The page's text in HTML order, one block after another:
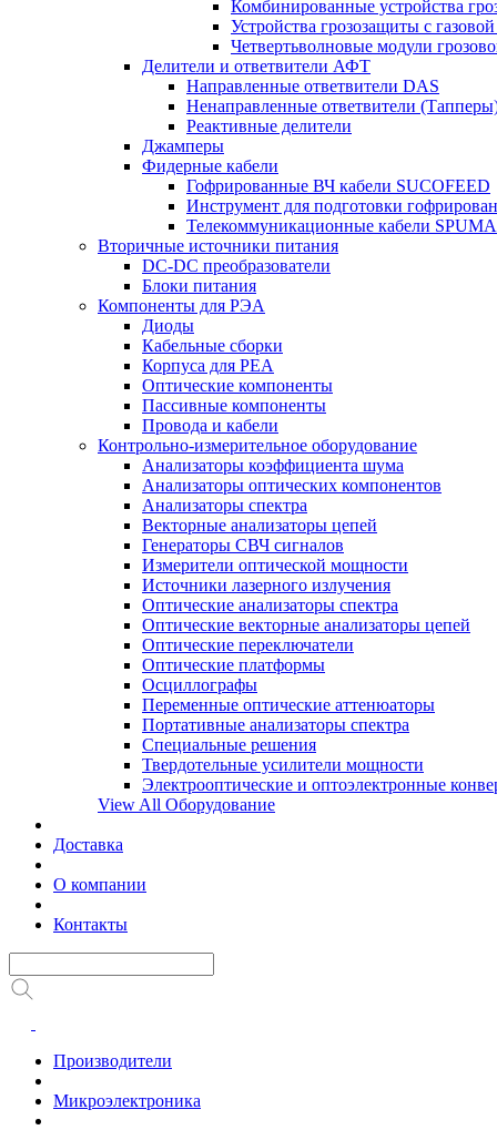
Комбинированные устройства
Устройства грозозащиты с
Четвертьволновые модули
Делители и ответвители АФТ
Направленные ответвители DAS
Ненаправленные ответвители
Реактивные делители
Джамперы
Фидерные кабели
Гофрированные ВЧ кабели SUCOFEED
Инструмент для подготовки
Телекоммуникационные кабели SPUMA
Вторичные источники питания
DC-DC преобразователи
Блоки питания
Компоненты для РЭА
Диоды
Кабельные сборки
Корпуса для РЕА
Оптические компоненты
Пассивные компоненты
Провода и кабели
Контрольно-измерительное оборудование
Анализаторы коэффициента шума
Анализаторы оптических компонентов
Анализаторы спектра
Векторные анализаторы цепей
Генераторы СВЧ сигналов
Измерители оптической мощности
Источники лазерного излучения
Оптические анализаторы спектра
Оптические векторные анализаторы цепей
Оптические переключатели
Оптические платформы
Осциллографы
Переменные оптические аттенюаторы
Портативные анализаторы спектра
Специальные решения
Твердотельные усилители мощности
Электрооптические и оптоэлектронные
View All Оборудование
Доставка
О компании
Контакты
Производители
Микроэлектроника